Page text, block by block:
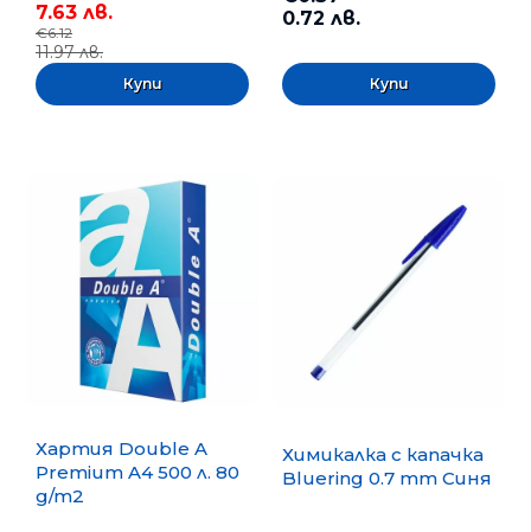
7.63 лв.
€6.12
11.97 лв.
0.72 лв.
Хартия Double A
Premium A4 500 л. 80
g/m2
Химикалка с капачка
Bluering 0.7 mm Синя